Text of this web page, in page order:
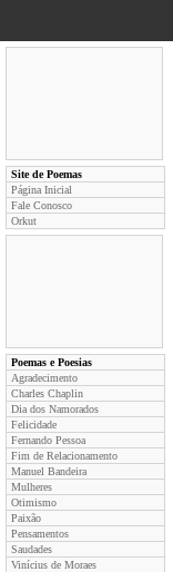
Site de Poemas
Página Inicial
Fale Conosco
Orkut
Poemas e Poesias
Agradecimento
Charles Chaplin
Dia dos Namorados
Felicidade
Fernando Pessoa
Fim de Relacionamento
Manuel Bandeira
Mulheres
Otimismo
Paixão
Pensamentos
Saudades
Vinícius de Moraes